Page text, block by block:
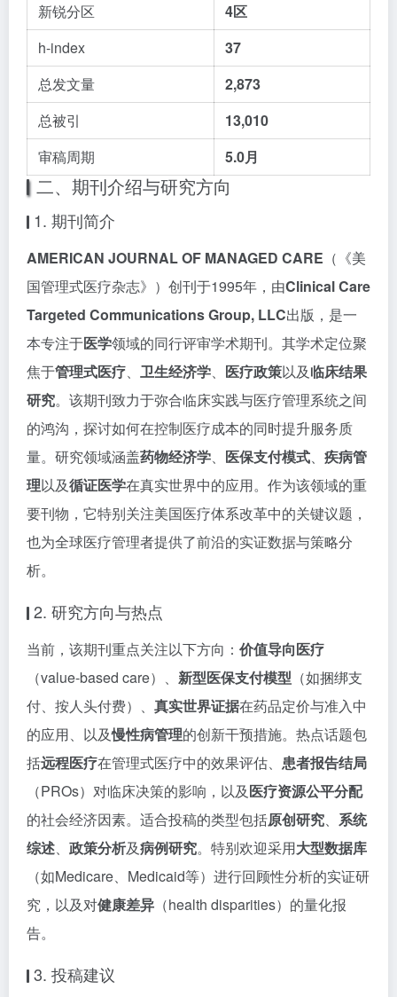
新锐分区
4区
h-index
37
总发文量
2,873
总被引
13,010
审稿周期
5.0月
二、期刊介绍与研究方向
1. 期刊简介
AMERICAN JOURNAL OF MANAGED CARE （《美
国管理式医疗杂志》）创刊于1995年，由Clinical Care
Targeted Communications Group, LLC出版，是一
本专注于医学领域的同行评审学术期刊。其学术定位聚
焦于管理式医疗、 卫生经济学、 医疗政策以及临床结果
研究。该期刊致力于弥合临床实践与医疗管理系统之间
的鸿沟，探讨如何在控制医疗成本的同时提升服务质
量。研究领域涵盖药物经济学、 医保支付模式、 疾病管
理以及循证医学在真实世界中的应用。作为该领域的重
要刊物，它特别关注美国医疗体系改革中的关键议题，
也为全球医疗管理者提供了前沿的实证数据与策略分
析。
2. 研究方向与热点
当前，该期刊重点关注以下方向： 价值导向医疗
（value-based care）、 新型医保支付模型 （如捆绑支
付、按人头付费）、 真实世界证据在药品定价与准入中
的应用、以及慢性病管理的创新干预措施。热点话题包
括远程医疗在管理式医疗中的效果评估、 患者报告结局
（PROs）对临床决策的影响，以及医疗资源公平分配
的社会经济因素。适合投稿的类型包括原创研究、 系统
综述、 政策分析及病例研究。特别欢迎采用大型数据库
（如Medicare、Medicaid等）进行回顾性分析的实证研
究，以及对健康差异 （health disparities）的量化报
告。
3. 投稿建议